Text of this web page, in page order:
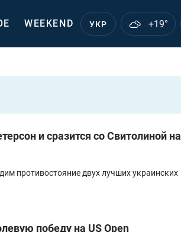
WEEKEND УКР +19°
и сразится со Свитолиной на
противостояние двух лучших украинских
победу на US Open